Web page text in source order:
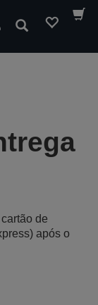
Pesquisar
de
após o